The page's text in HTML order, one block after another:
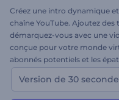
Créez une intro dynamique
chaîne YouTube. Ajoutez
démarquez-vous avec une
conçue pour votre monde
abonnés potentiels et les
professionnelle. Commencez
Version de 30